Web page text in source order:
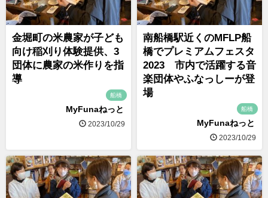
金堀町の米農家が子ども
向け稲刈り体験提供、3
団体に農家の米作りを指
導
船橋
MyFunaねっと
2023/10/29
南船橋駅近くのMFLP船
橋でプレミアムフェスタ
2023 市内で活躍する音
楽団体やふなっしーが登
場
船橋
MyFunaねっと
2023/10/29